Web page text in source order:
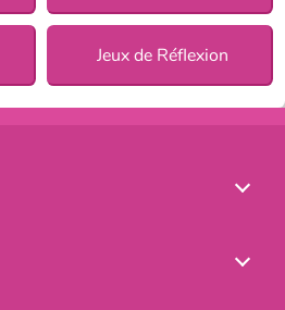
Jeux de Réflexion